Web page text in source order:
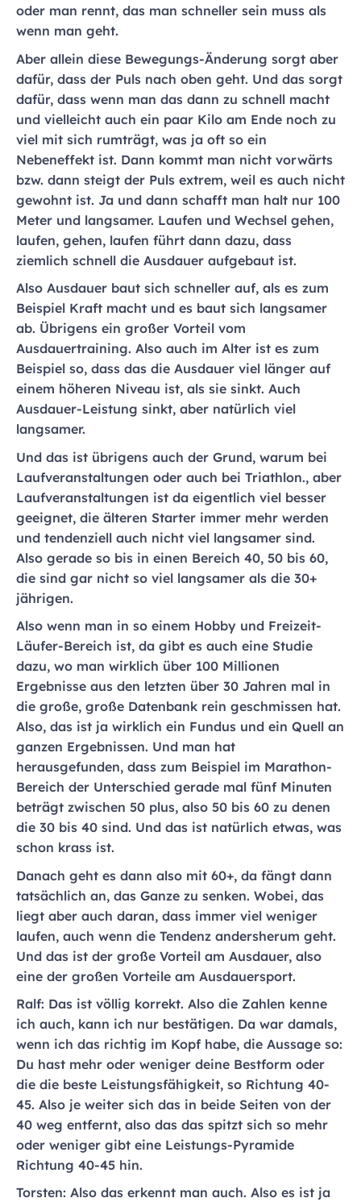
oder man rennt, das man schneller sein muss als
wenn man geht.
Aber allein diese Bewegungs-Änderung sorgt aber
dafür, dass der Puls nach oben geht. Und das sorgt
dafür, dass wenn man das dann zu schnell macht
und vielleicht auch ein paar Kilo am Ende noch zu
viel mit sich rumträgt, was ja oft so ein
Nebeneffekt ist. Dann kommt man nicht vorwärts
bzw. dann steigt der Puls extrem, weil es auch nicht
gewohnt ist. Ja und dann schafft man halt nur 100
Meter und langsamer. Laufen und Wechsel gehen,
laufen, gehen, laufen führt dann dazu, dass
ziemlich schnell die Ausdauer aufgebaut ist.
Also Ausdauer baut sich schneller auf, als es zum
Beispiel Kraft macht und es baut sich langsamer
ab. Übrigens ein großer Vorteil vom
Ausdauertraining. Also auch im Alter ist es zum
Beispiel so, dass das die Ausdauer viel länger auf
einem höheren Niveau ist, als sie sinkt. Auch
Ausdauer-Leistung sinkt, aber natürlich viel
langsamer.
Und das ist übrigens auch der Grund, warum bei
Laufveranstaltungen oder auch bei Triathlon., aber
Laufveranstaltungen ist da eigentlich viel besser
geeignet, die älteren Starter immer mehr werden
und tendenziell auch nicht viel langsamer sind.
Also gerade so bis in einen Bereich 40, 50 bis 60,
die sind gar nicht so viel langsamer als die 30+
jährigen.
Also wenn man in so einem Hobby und Freizeit-
Läufer-Bereich ist, da gibt es auch eine Studie
dazu, wo man wirklich über 100 Millionen
Ergebnisse aus den letzten über 30 Jahren mal in
die große, große Datenbank rein geschmissen hat.
Also, das ist ja wirklich ein Fundus und ein Quell an
ganzen Ergebnissen. Und man hat
herausgefunden, dass zum Beispiel im Marathon-
Bereich der Unterschied gerade mal fünf Minuten
beträgt zwischen 50 plus, also 50 bis 60 zu denen
die 30 bis 40 sind. Und das ist natürlich etwas, was
schon krass ist.
Danach geht es dann also mit 60+, da fängt dann
tatsächlich an, das Ganze zu senken. Wobei, das
liegt aber auch daran, dass immer viel weniger
laufen, auch wenn die Tendenz andersherum geht.
Und das ist der große Vorteil am Ausdauer, also
eine der großen Vorteile am Ausdauersport.
Ralf: Das ist völlig korrekt. Also die Zahlen kenne
ich auch, kann ich nur bestätigen. Da war damals,
wenn ich das richtig im Kopf habe, die Aussage so:
Du hast mehr oder weniger deine Bestform oder
die die beste Leistungsfähigkeit, so Richtung 40-
45. Also je weiter sich das in beide Seiten von der
40 weg entfernt, also das das spitzt sich so mehr
oder weniger gibt eine Leistungs-Pyramide
Richtung 40-45 hin.
Torsten: Also das erkennt man auch. Also es ist ja